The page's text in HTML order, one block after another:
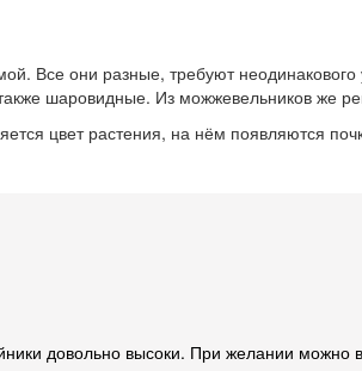
они разные, требуют неодинакового
шаровидные. Из можжевельников же
цвет растения, на нём появляются
довольно высоки. При желании можно